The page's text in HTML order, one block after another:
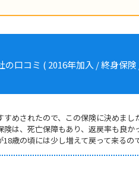
口コミ ( 2016年加入 / 終身保
すめされたので、この保険に決めま
険は、死亡保障もあり、返戻率も良
18歳の頃には少し増えて戻って来るの